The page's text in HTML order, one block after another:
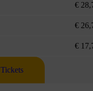
€
€
€
Tickets